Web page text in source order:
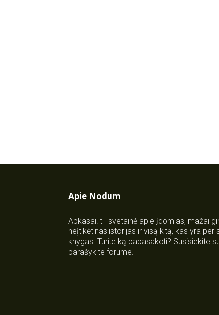
Apie Nodum
Apkasai.lt - svetainė apie įdomias, mažai
neįtikėtinas istorijas ir visą kitą, kas yra
knygas. Turite ką papasakoti? Susisiekite
parašykite forume.